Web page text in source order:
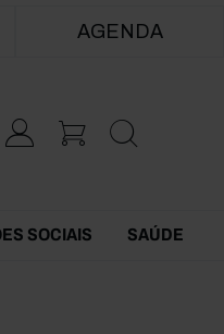
AGENDA
SOCIAIS SAÚDE